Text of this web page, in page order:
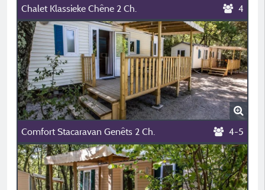
Chalet Klassieke Chêne 2 Ch. 4
Comfort Stacaravan Genêts 2 Ch. 4-5